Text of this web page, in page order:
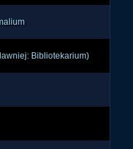
Bibliotekarium)